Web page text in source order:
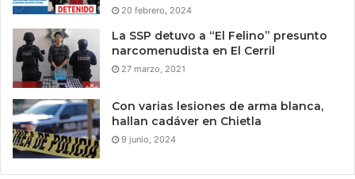
20 febrero, 2024
La SSP detuvo a “El Felino” presunto
narcomenudista en El Cerril
27 marzo, 2021
Con varias lesiones de arma blanca,
hallan cadáver en Chietla
9 junio, 2024